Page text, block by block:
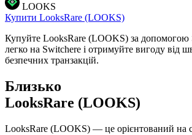
LOOKS
Купити LooksRare (LOOKS)
Купуйте LooksRare (LOOKS) за допомогою
легко на Switchere і отримуйте вигоду від
безпечних транзакцій.
Близько
LooksRare (LOOKS)
LooksRare (LOOKS) — це орієнтований на